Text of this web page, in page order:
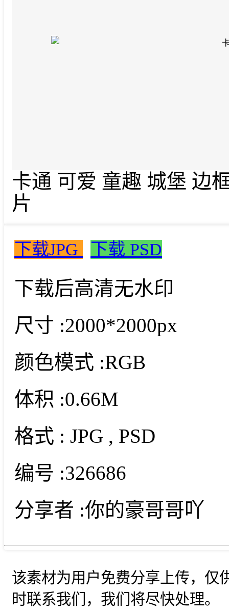
卡通 可爱 童趣 城堡 边
片
下载JPG 下载 PSD
下载后高清无水印
尺寸 :2000*2000px
颜色模式 :RGB
体积 :0.66M
格式 : JPG , PSD
编号 :326686
分享者 :你的豪哥哥吖
该素材为用户免费分享上传，仅
时联系我们，我们将尽快处理。